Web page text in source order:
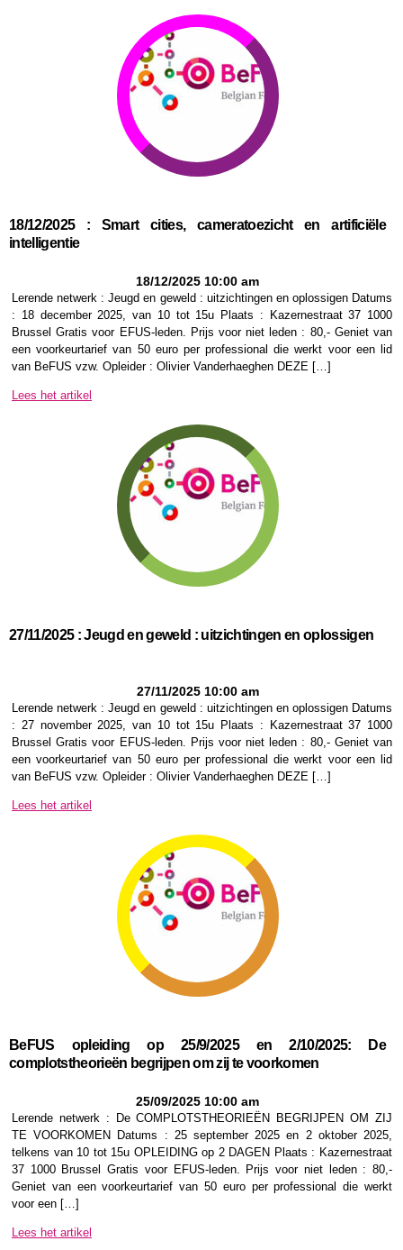
18/12/2025 : Smart cities, cameratoezicht en artificiële
intelligentie
18/12/2025 10:00 am
Lerende netwerk : Jeugd en geweld : uitzichtingen en oplossigen Datums
: 18 december 2025, van 10 tot 15u Plaats : Kazernestraat 37 1000
Brussel Gratis voor EFUS-leden. Prijs voor niet leden : 80,- Geniet van
een voorkeurtarief van 50 euro per professional die werkt voor een lid
van BeFUS vzw. Opleider : Olivier Vanderhaeghen DEZE […]
Lees het artikel
27/11/2025 : Jeugd en geweld : uitzichtingen en oplossigen
27/11/2025 10:00 am
Lerende netwerk : Jeugd en geweld : uitzichtingen en oplossigen Datums
: 27 november 2025, van 10 tot 15u Plaats : Kazernestraat 37 1000
Brussel Gratis voor EFUS-leden. Prijs voor niet leden : 80,- Geniet van
een voorkeurtarief van 50 euro per professional die werkt voor een lid
van BeFUS vzw. Opleider : Olivier Vanderhaeghen DEZE […]
Lees het artikel
BeFUS opleiding op 25/9/2025 en 2/10/2025: De
complotstheorieën begrijpen om zij te voorkomen
25/09/2025 10:00 am
Lerende netwerk : De COMPLOTSTHEORIEËN BEGRIJPEN OM ZIJ
TE VOORKOMEN Datums : 25 september 2025 en 2 oktober 2025,
telkens van 10 tot 15u OPLEIDING op 2 DAGEN Plaats : Kazernestraat
37 1000 Brussel Gratis voor EFUS-leden. Prijs voor niet leden : 80,-
Geniet van een voorkeurtarief van 50 euro per professional die werkt
voor een […]
Lees het artikel